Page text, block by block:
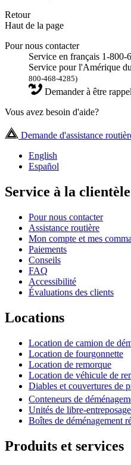
Retour
Haut de la page
Pour nous contacter
Service en français 1-800-
Service pour l'Amérique
800-468-4285)
Demander à être
Vous avez besoin d'aide?
Demande d'assistance
English
Español
Service à la clientèle
Pour nous contacter
Assistance routière
Mon compte et mes
Paiements
Conseils
FAQ
Accessibilité
Évaluations des clients
Locations
Location de camion de
Location de fourgonnette
Location de remorque
Location de véhicule de
Diables et couvertures de
Conteneurs de
Unités de libre-entreposage
Boîtes de déménagement
Produits et services